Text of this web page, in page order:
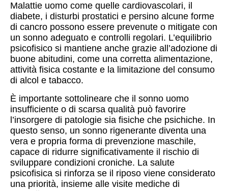
Malattie uomo come quelle cardiovascolari, il
diabete, i disturbi prostatici e persino alcune forme
di cancro possono essere prevenute o mitigate con
un sonno adeguato e controlli regolari. L’equilibrio
psicofisico si mantiene anche grazie all’adozione di
buone abitudini, come una corretta alimentazione,
attività fisica costante e la limitazione del consumo
di alcol e tabacco.
È importante sottolineare che il sonno uomo
insufficiente o di scarsa qualità può favorire
l’insorgere di patologie sia fisiche che psichiche. In
questo senso, un sonno rigenerante diventa una
vera e propria forma di prevenzione maschile,
capace di ridurre significativamente il rischio di
sviluppare condizioni croniche. La salute
psicofisica si rinforza se il riposo viene considerato
una priorità, insieme alle visite mediche di